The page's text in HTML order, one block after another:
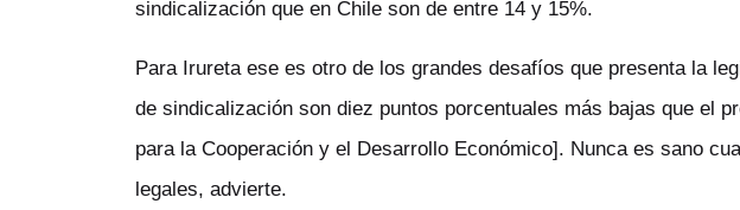
sindicalización que en Chile son de entre 14 y 15%.
Para Irureta ese es otro de los grandes desafíos que presenta la
de sindicalización son diez puntos porcentuales más bajas que el
para la Cooperación y el Desarrollo Económico]. Nunca es sano
legales, advierte.